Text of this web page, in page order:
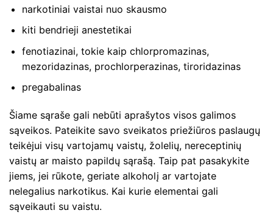
narkotiniai vaistai nuo skausmo
kiti bendrieji anestetikai
fenotiazinai, tokie kaip chlorpromazinas,
mezoridazinas, prochlorperazinas, tiroridazinas
pregabalinas
Šiame sąraše gali nebūti aprašytos visos galimos
sąveikos. Pateikite savo sveikatos priežiūros paslaugų
teikėjui visų vartojamų vaistų, žolelių, nereceptinių
vaistų ar maisto papildų sąrašą. Taip pat pasakykite
jiems, jei rūkote, geriate alkoholį ar vartojate
nelegalius narkotikus. Kai kurie elementai gali
sąveikauti su vaistu.